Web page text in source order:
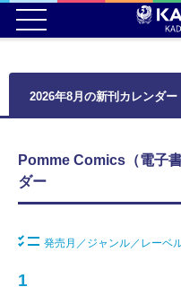
2026年8月の新刊カレンダー
Pomme Comics（電子
ダー
発売月／ジャンル／レーベ
1